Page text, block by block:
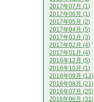
2017年07月 (1)
2017年06月 (1)
2017年05月 (2)
2017年04月 (5)
2017年03月 (3)
2017年02月 (4)
2017年01月 (4)
2016年12月 (5)
2016年10月 (1)
2016年09月 (12)
2016年08月 (21)
2016年07月 (25)
2016年06月 (31)